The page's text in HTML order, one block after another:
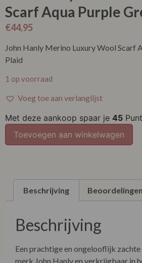
Scarf Aqua Purple
€44,95
John Hanly Merino Luxury Wool Scarf
Plaid
1 op voorraad
Voeg toe aan verlanglijst
Met deze aankoop spaar je 45
Toevoegen aan winkelwagen
Beschrijving
Beschrijving
Een prachtige en ongelooflijk zachte
merk John Hanly en verkrijgbaar in